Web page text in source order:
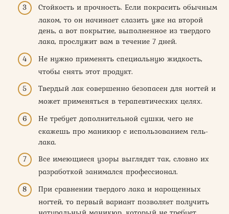
Стойкость и прочность. Если покрасить обычным
лаком, то он начинает слазить уже на второй
день, а вот покрытие, выполненное из твердого
лака, прослужит вам в течение 7 дней.
Не нужно применять специальную жидкость,
чтобы снять этот продукт.
Твердый лак совершенно безопасен для ногтей и
может применяться в терапевтических целях.
Не требует дополнительной сушки, чего не
скажешь про маникюр с использованием гель-
лака.
Все имеющиеся узоры выглядят так, словно их
разработкой занимался профессионал.
При сравнении твердого лака и нарощенных
ногтей, то первый вариант позволяет получить